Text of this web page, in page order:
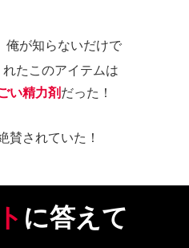
、俺が知らないだけで
たこのアイテムは
い精力剤 だった！
賛されていた！
に答えて